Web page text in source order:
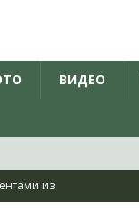
ВИДЕО
из